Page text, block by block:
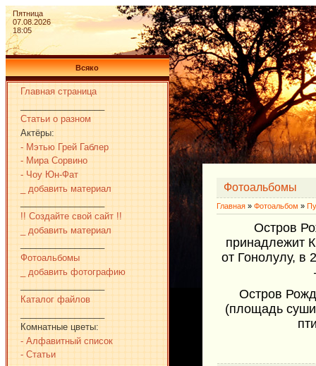
Пятница
07.08.2026
18:05
Всяко
Главная страница
Статьи о разном
Актёры:
- Мэтью Грей Габлер
- Мира Сорвино
- Чоу Юн-Фат
_ добавить материал
!! Создайте свой сайт !!
_ добавить материал
Фотоальбомы
_ добавить фотографию
Каталог файлов
Комнатные цветы:
- Алфавитный список
- Статьи
Фотоальбомы
Главная » Фотоальбом »
Остров
принадлежит
от Гонолулу,
Остров
(площадь